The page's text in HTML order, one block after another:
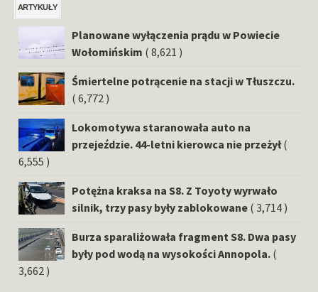
ARTYKUŁY
Planowane wyłączenia prądu w Powiecie
Wołomińskim ( 8,621 )
Śmiertelne potrącenie na stacji w Tłuszczu.
( 6,772 )
Lokomotywa staranowała auto na
przejeździe. 44-letni kierowca nie przeżył (
6,555 )
Potężna kraksa na S8. Z Toyoty wyrwało
silnik, trzy pasy były zablokowane ( 3,714 )
Burza sparaliżowała fragment S8. Dwa pasy
były pod wodą na wysokości Annopola. (
3,662 )